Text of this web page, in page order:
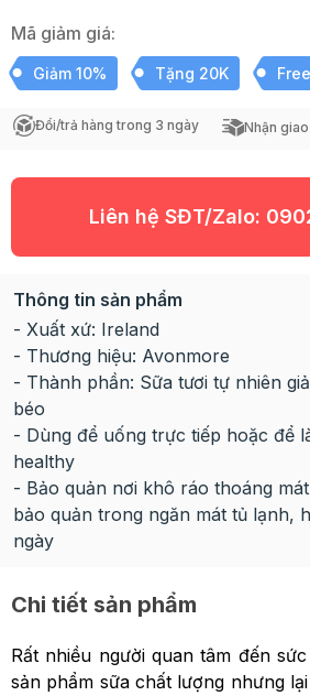
Mã giảm giá:
Giảm 10% Tặng 20K
Đổi/trả hàng trong 3 ngày Nhận
Liên hệ SĐT/Zalo:
Thông tin sản phẩm
- Xuất xứ: Ireland
- Thương hiệu: Avonmore
- Thành phần: Sữa tươi tự nhiên
béo
- Dùng để uống trực tiếp hoặc để
healthy
- Bảo quản nơi khô ráo thoáng
bảo quản trong ngăn mát tủ lạnh,
ngày
Chi tiết sản phẩm
Rất nhiều người quan tâm đến
sản phẩm sữa chất lượng nhưng